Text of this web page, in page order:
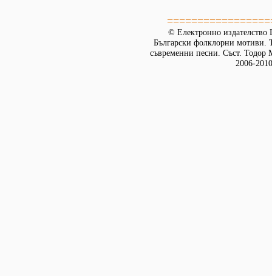
© Електронно издателство
Български фолклорни мотиви.
съвременни песни. Съст.
2006-